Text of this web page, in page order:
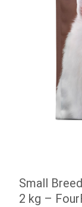
Small
2 kg –